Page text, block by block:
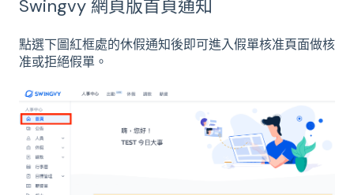
Swingvy 網頁版首頁通知
點選下圖紅框處的休假通知後即可進入假單核准頁面做核
准或拒絕假單。